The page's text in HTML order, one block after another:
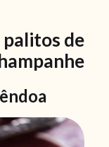
palitos de